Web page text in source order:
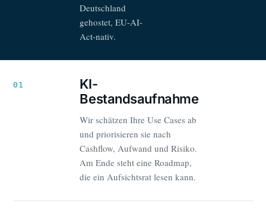
Deutschland
gehostet, EU-AI-
Act-nativ.
01
KI-
Bestandsaufnahme
Wir schätzen Ihre Use Cases ab
und priorisieren sie nach
Cashflow, Aufwand und Risiko.
Am Ende steht eine Roadmap,
die ein Aufsichtsrat lesen kann.